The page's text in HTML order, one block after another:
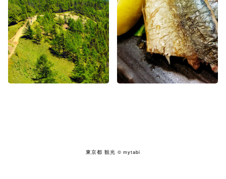
東京都 観光 © mytabi